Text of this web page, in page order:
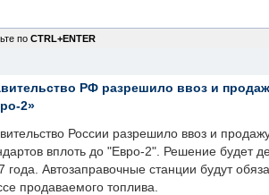
по CTRL+ENTER
РФ разрешило ввоз и
2»
России разрешило ввоз и
вплоть до "Евро-2". Решение будет
года. Автозаправочные станции будут
продаваемого топлива.